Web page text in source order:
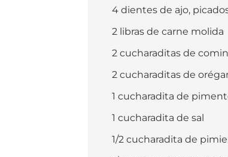
4 dientes de ajo,
2 libras de carne molida
2 cucharaditas de
2 cucharaditas de
1 cucharadita de
1 cucharadita de sal
1/2 cucharadita de